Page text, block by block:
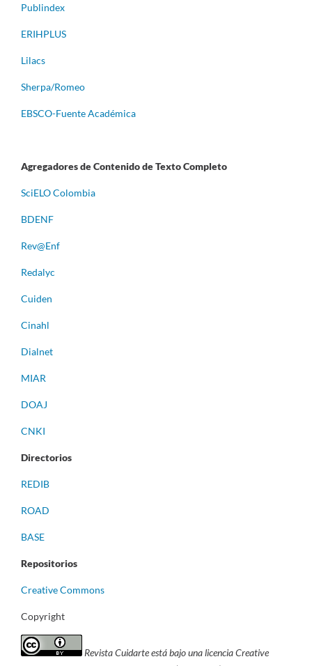
Publindex
ERIHPLUS
Lilacs
Sherpa/Romeo
EBSCO-Fuente Académica
Agregadores de Contenido de Texto Completo
SciELO Colombia
BDENF
Rev@Enf
Redalyc
Cuiden
Cinahl
Dialnet
MIAR
DOAJ
CNKI
Directorios
REDIB
ROAD
BASE
Repositorios
Creative Commons
Copyright
Revista Cuidarte está bajo una licencia Creative